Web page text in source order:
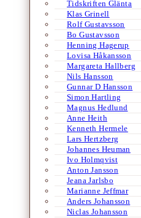
Tidskriften Glänta
Klas Grinell
Rolf Gustavsson
Bo Gustavsson
Henning Hagerup
Lovisa Håkansson
Margareta Hallberg
Nils Hansson
Gunnar D Hansson
Simon Hartling
Magnus Hedlund
Anne Heith
Kenneth Hermele
Lars Hertzberg
Johannes Heuman
Ivo Holmqvist
Anton Jansson
Jeana Jarlsbo
Marianne Jeffmar
Anders Johansson
Niclas Johansson